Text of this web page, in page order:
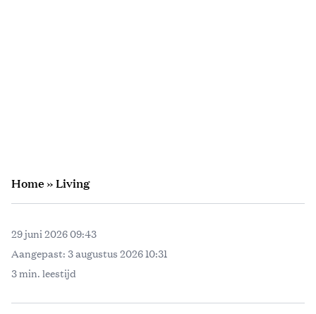
Home»Living
29 juni 2026 09:43
Aangepast: 3 augustus 2026 10:31
3 min. leestijd